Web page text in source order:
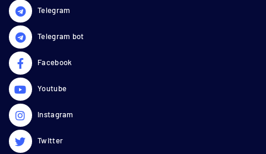
Telegram
Telegram bot
Facebook
Youtube
Instagram
Twitter